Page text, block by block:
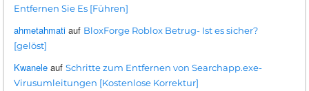
Entfernen Sie Es [Führen]
ahmetahmati auf BloxForge Roblox Betrug- Ist es sicher?
[gelöst]
Kwanele aufSchritte zum Entfernen von Searchapp.exe-
Virusumleitungen [Kostenlose Korrektur]